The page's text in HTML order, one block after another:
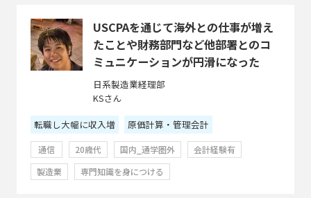
USCPAを通じて海外との仕事が増え
たことや財務部門など他部署とのコ
ミュニケーションが円滑になった
日系製造業経理部
KSさん
転職し大幅に収入増
原価計算・管理会計
通信 20歳代 国内_通学圏外
会計経験有
製造業
専門知識を身につける